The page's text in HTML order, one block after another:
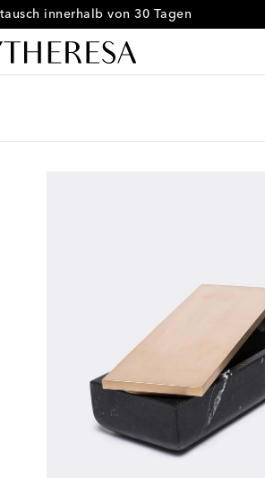
innerhalb von 30 Tagen